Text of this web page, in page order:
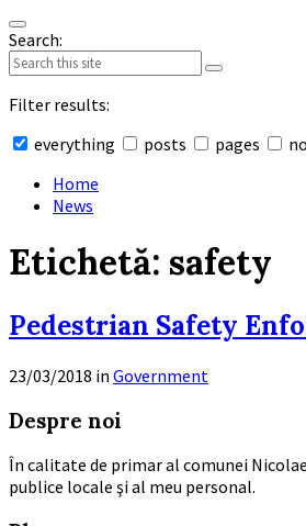
Search:
Filter results:
everything
posts pages
search
Home
News
Etichetă: safety
Pedestrian Safety
23/03/2018 in Government
Read
More
Despre noi
În calitate de primar al comunei
publice locale şi al meu personal.